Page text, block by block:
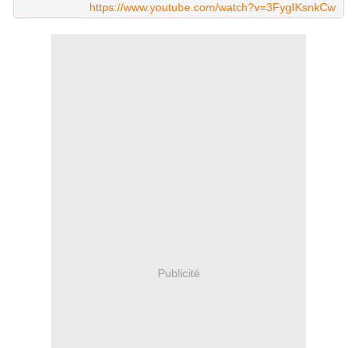
https://www.youtube.com/watch?v=3FygIKsnkCw
Publicité